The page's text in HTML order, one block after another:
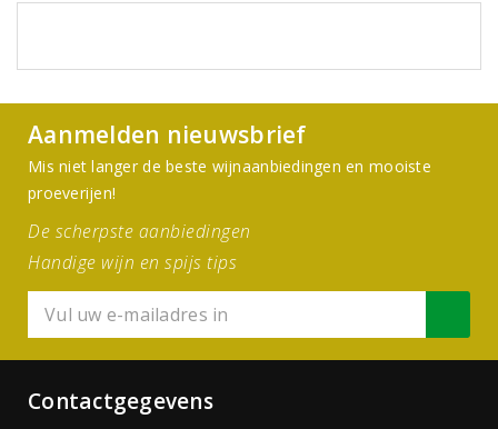
Aanmelden nieuwsbrief
Mis niet langer de beste wijnaanbiedingen en mooiste
proeverijen!
De scherpste aanbiedingen
Handige wijn en spijs tips
Contactgegevens